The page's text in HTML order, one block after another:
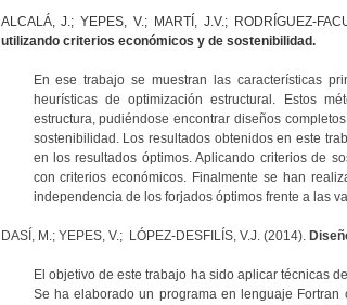
ALCALÁ, J.; YEPES, V.; MARTÍ, J.V.; RODRÍGUEZ-
utilizando criterios económicos y de sostenibilidad.
En ese trabajo se muestran las características
heurísticas de optimización estructural. Estos
estructura, pudiéndose encontrar diseños
sostenibilidad. Los resultados obtenidos en este
en los resultados óptimos. Aplicando criterios de
con criterios económicos. Finalmente se han
independencia de los forjados óptimos frente a las
DASÍ, M.; YEPES, V.; LÓPEZ-DESFILÍS, V.J. (2014).
El objetivo de este trabajo ha sido aplicar técnicas
Se ha elaborado un programa en lenguaje